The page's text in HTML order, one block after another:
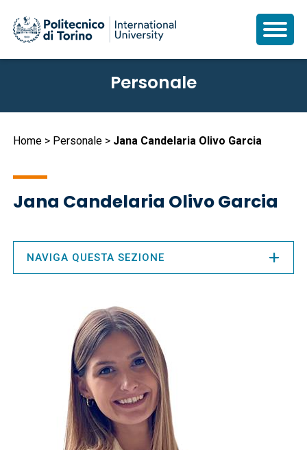
principale
Personale
Briciole
Home Personale Jana Candelaria Olivo Garcia
Jana Candelaria Olivo Garcia
NAVIGA QUESTA SEZIONE